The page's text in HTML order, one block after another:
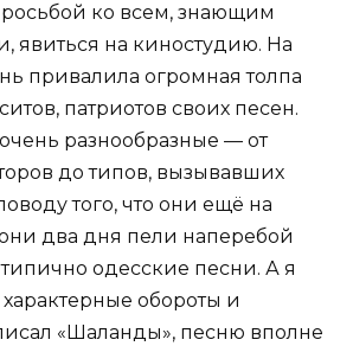
ко всем, знающим
явиться на киностудию. На
привалила огромная толпа
патриотов своих песен.
разнообразные — от
до типов, вызывавших
того, что они ещё на
два дня пели наперебой
одесские песни. А я
обороты и
«Шаланды», песню вполне